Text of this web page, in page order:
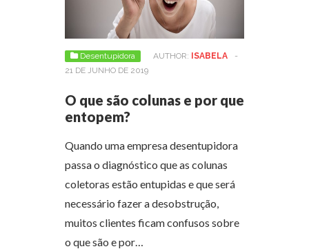
Desentupidora AUTHOR: ISABELA
-
21 DE JUNHO DE 2019
O que são colunas e por que
entopem?
Quando uma empresa desentupidora
passa o diagnóstico que as colunas
coletoras estão entupidas e que será
necessário fazer a desobstrução,
muitos clientes ficam confusos sobre
o que são e por…